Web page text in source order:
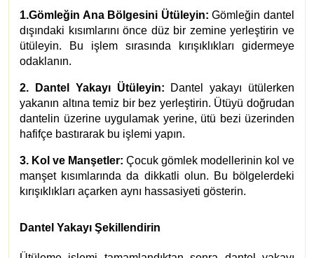
1.Gömleğin Ana Bölgesini Ütüleyin: Gömleğin dantel
dışındaki kısımlarını önce düz bir zemine yerleştirin ve
ütüleyin. Bu işlem sırasında kırışıklıkları gidermeye
odaklanın.
2. Dantel Yakayı Ütüleyin: Dantel yakayı ütülerken
yakanın altına temiz bir bez yerleştirin. Ütüyü doğrudan
dantelin üzerine uygulamak yerine, ütü bezi üzerinden
hafifçe bastırarak bu işlemi yapın.
3. Kol ve Manşetler: Çocuk gömlek modellerinin kol ve
manşet kısımlarında da dikkatli olun. Bu bölgelerdeki
kırışıklıkları açarken aynı hassasiyeti gösterin.
Dantel Yakayı Şekillendirin